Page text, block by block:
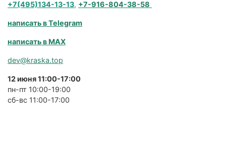
+7(495)134-13-13, +7-916-804-38-58
написать в Telegram
написать в MAX
dev@kraska.top
12 июня 11:00-17:00
пн-пт 10:00-19:00
сб-вс 11:00-17:00